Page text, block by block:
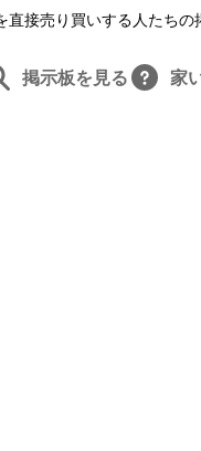
直接売り買いする人たちの
掲示板を見る 家